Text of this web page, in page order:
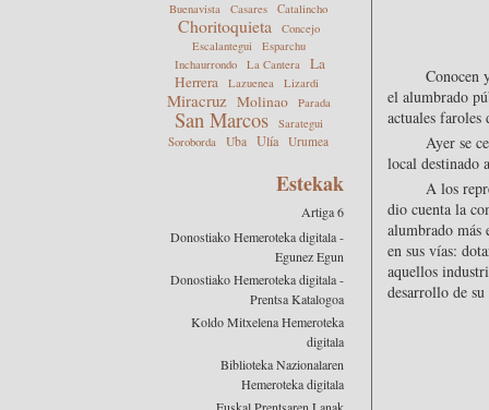
Conocen
el alumbrado
actuales faroles
Ayer se
local destinado
A los
dio cuenta la
alumbrado más
en sus vías:
aquellos
desarrollo de
Buenavista
Casares Catalincho
Choritoquieta
Concejo
Escalantegui
Esparchu
Inchaurrondo
La Cantera
La
Herrera
Lazuenea Lizardi
Miracruz Molinao Parada
San Marcos
Sarategui
Soroborda
Uba Ulía Urumea
Estekak
Artiga 6
Donostiako Hemeroteka digitala -
Egunez Egun
Donostiako Hemeroteka digitala -
Prentsa Katalogoa
Koldo Mitxelena Hemeroteka
digitala
Biblioteka Nazionalaren
Hemeroteka digitala